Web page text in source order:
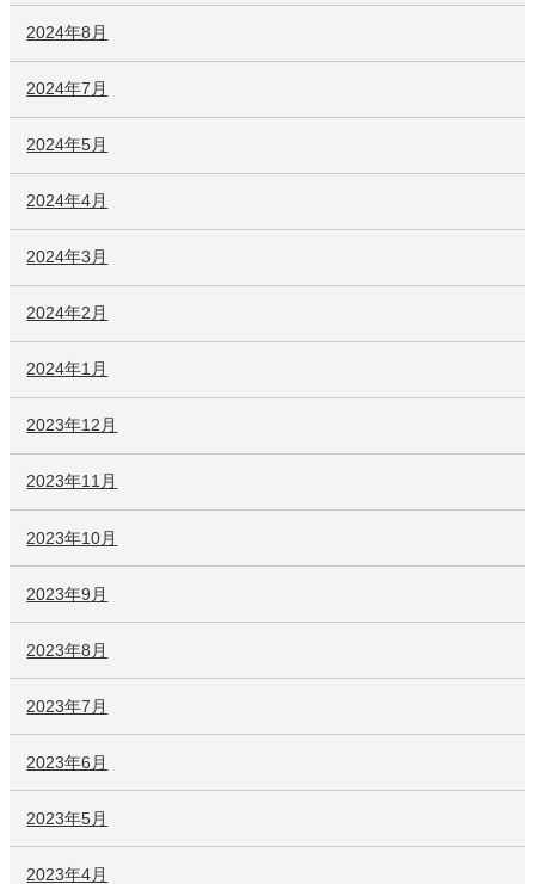
2024年8月
2024年7月
2024年5月
2024年4月
2024年3月
2024年2月
2024年1月
2023年12月
2023年11月
2023年10月
2023年9月
2023年8月
2023年7月
2023年6月
2023年5月
2023年4月